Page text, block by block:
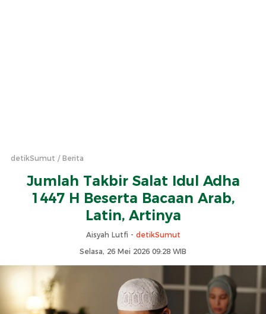
detikSumut Berita
Jumlah Takbir Salat Idul Adha
1447 H Beserta Bacaan Arab,
Latin, Artinya
Aisyah Lutfi - detikSumut
Selasa, 26 Mei 2026 09:28 WIB